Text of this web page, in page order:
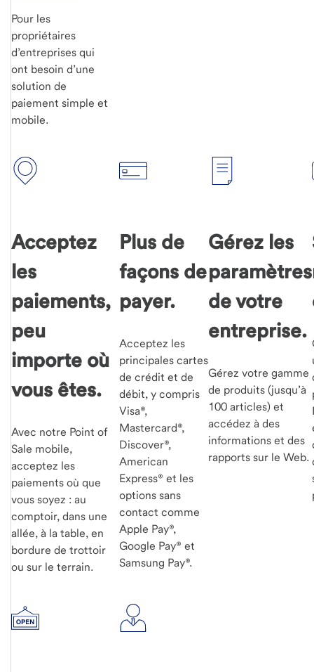
Pour les
propriétaires
d’entreprises qui
ont besoin d’une
solution de
paiement simple et
mobile.
Acceptez
les
paiements,
peu
importe où
vous êtes.
Avec notre Point of
Sale mobile,
acceptez les
paiements où que
vous soyez : au
comptoir, dans une
allée, à la table, en
bordure de trottoir
ou sur le terrain.
Plus de
façons de
payer.
Acceptez les
principales cartes
de crédit et de
débit, y compris
Visa®,
Mastercard®,
Discover®,
American
Express® et les
options sans
contact comme
Apple Pay®,
Google Pay® et
Samsung Pay®.
Gérez les
paramètres
de votre
entreprise.
Gérez votre gamme
de produits (jusqu’à
100 articles) et
accédez à des
informations et des
rapports sur le Web.